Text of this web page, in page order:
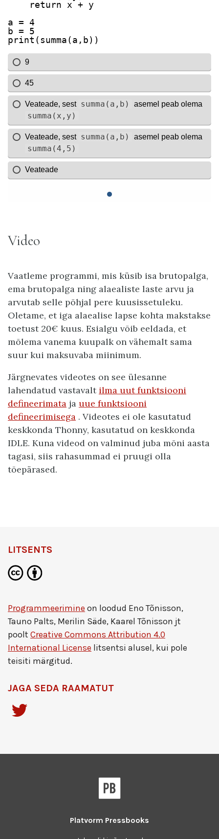
Video
Vaatleme programmi, mis küsib isa brutopalga,
ema brutopalga ning alaealiste laste arvu ja
arvutab selle põhjal pere kuusissetuleku.
Oletame, et iga alaealise lapse kohta makstakse
toetust 20€ kuus. Esialgu võib eeldada, et
mõlema vanema kuupalk on vähemalt sama
suur kui maksuvaba miinimum.
Järgnevates videotes on see ülesanne
lahendatud vastavalt ilma uut funktsiooni
defineerimata ja uue funktsiooni
defineerimisega . Videotes ei ole kasutatud
keskkonda Thonny, kasutatud on keskkonda
IDLE. Kuna videod on valminud juba mõni aasta
tagasi, siis rahasummad ei pruugi olla
tõepärased.
LITSENTS
Programmeerimine on loodud Eno Tõnisson,
Tauno Palts, Merilin Säde, Kaarel Tõnisson jt
poolt Creative Commons Attribution 4.0
International License litsentsi alusel, kui pole
teisiti märgitud.
JAGA SEDA RAAMATUT
Platvorm Pressbooks